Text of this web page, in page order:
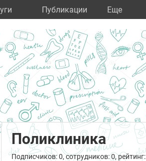
Публикации Eще
Поликлиника
Подписчиков: 0, сотрудников: 0, рейтинг: